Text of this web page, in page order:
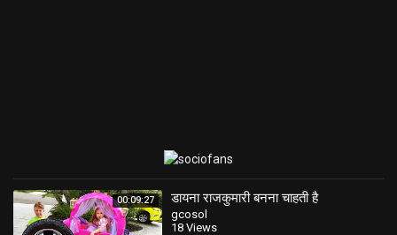
00:09:27 डायना राजकुमारी बनना चाहती है
gcosol
18 Views